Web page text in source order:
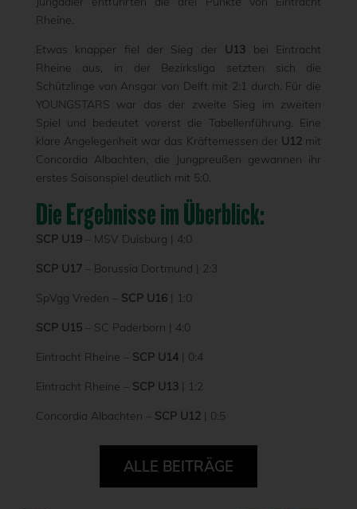
Rheine.
Etwas knapper fiel der Sieg der U13 bei Eintracht
Rheine aus, in der Bezirksliga setzten sich die
Schützlinge von Ansgar von Delft mit 2:1 durch. Für die
YOUNGSTARS war das der zweite Sieg im zweiten
Spiel und bedeutet vorerst die Tabellenführung. Eine
klare Angelegenheit war das Kräftemessen der U12 mit
Concordia Albachten, die Jungpreußen gewannen ihr
erstes Saisonspiel deutlich mit 5:0.
Die Ergebnisse im Überblick:
SCP U19 – MSV Duisburg | 4:0
SCP U17– Borussia Dortmund | 2:3
SpVgg Vreden – SCP U16| 1:0
SCP U15– SC Paderborn | 4:0
Eintracht Rheine – SCP U14| 0:4
Eintracht Rheine – SCP U13| 1:2
Concordia Albachten – SCP U12| 0:5
ALLE BEITRÄGE